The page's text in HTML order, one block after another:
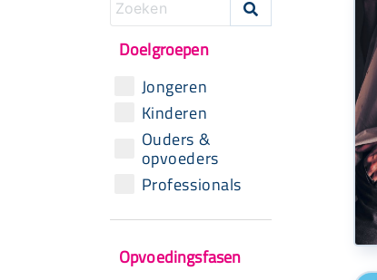

Doelgroepen
Jongeren
Kinderen
Ouders &
opvoeders
Professionals
Opvoedingsfasen